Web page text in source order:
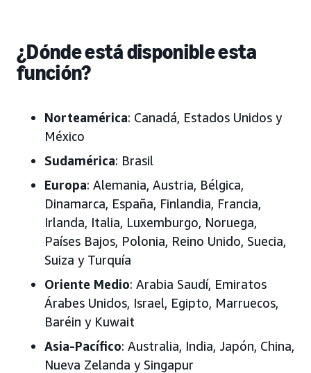
¿Dónde está disponible esta
función?
Norteamérica: Canadá, Estados Unidos y
México
Sudamérica: Brasil
Europa: Alemania, Austria, Bélgica,
Dinamarca, España, Finlandia, Francia,
Irlanda, Italia, Luxemburgo, Noruega,
Países Bajos, Polonia, Reino Unido, Suecia,
Suiza y Turquía
Oriente Medio: Arabia Saudí, Emiratos
Árabes Unidos, Israel, Egipto, Marruecos,
Baréin y Kuwait
Asia-Pacífico: Australia, India, Japón, China,
Nueva Zelanda y Singapur